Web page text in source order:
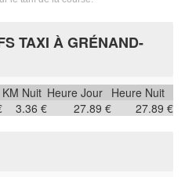
TAXI À GRÉNAND-
KM Nuit Heure Jour Heure Nuit
3.36 € 27.89 € 27.89 €